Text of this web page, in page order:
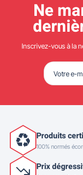
Ne
Inscrivez-vous à la
Produits
100% normés
Prix